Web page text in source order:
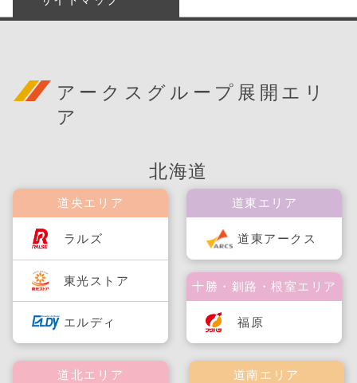
アークスグループ展開エリ
ア
北海道
道央エリア
ラルズ
東光ストア
エルディ
道南エリア
道北エリア
道東エリア
道東アークス
十勝・釧路・根室エリア
福原